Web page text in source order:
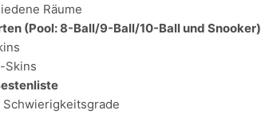
Räume
(Pool: 8-Ball/9-Ball/10-Ball und Snooker)
Skins
Schwierigkeitsgrade